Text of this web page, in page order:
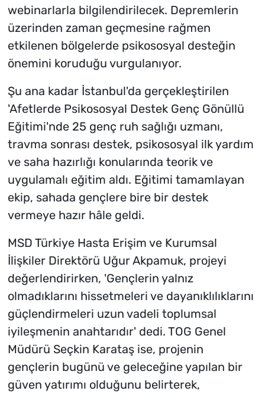
webinarlarla bilgilendirilecek. Depremlerin
üzerinden zaman geçmesine rağmen
etkilenen bölgelerde psikososyal desteğin
önemini koruduğu vurgulanıyor.
Şu ana kadar İstanbul'da gerçekleştirilen
'Afetlerde Psikososyal Destek Genç Gönüllü
Eğitimi'nde 25 genç ruh sağlığı uzmanı,
travma sonrası destek, psikososyal ilk yardım
ve saha hazırlığı konularında teorik ve
uygulamalı eğitim aldı. Eğitimi tamamlayan
ekip, sahada gençlere bire bir destek
vermeye hazır hâle geldi.
MSD Türkiye Hasta Erişim ve Kurumsal
İlişkiler Direktörü Uğur Akpamuk, projeyi
değerlendirirken, 'Gençlerin yalnız
olmadıklarını hissetmeleri ve dayanıklılıklarını
güçlendirmeleri uzun vadeli toplumsal
iyileşmenin anahtarıdır' dedi. TOG Genel
Müdürü Seçkin Karataş ise, projenin
gençlerin bugünü ve geleceğine yapılan bir
güven yatırımı olduğunu belirterek,